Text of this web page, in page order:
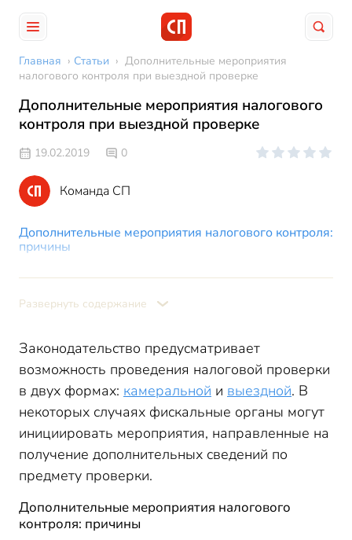
Главная › Статьи › Дополнительные мероприятия
налогового контроля при выездной проверке
Дополнительные мероприятия налогового
контроля при выездной проверке
19.02.2019 0
Команда СП
Дополнительные мероприятия налогового контроля:
причины
Развернуть содержание
Законодательство предусматривает
возможность проведения налоговой проверки
в двух формах: камеральной и выездной. В
некоторых случаях фискальные органы могут
инициировать мероприятия, направленные на
получение дополнительных сведений по
предмету проверки.
Дополнительные мероприятия налогового
контроля: причины